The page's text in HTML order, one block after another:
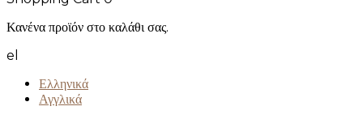
Κανένα προϊόν στο καλάθι σας.
el
Ελληνικά
Αγγλικά